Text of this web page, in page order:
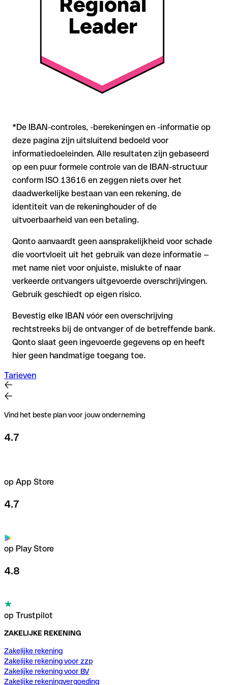
: Controleer elke IBAN vóór een overschrijving op
formele juistheid met onze gratis IBAN Checker, en bevestig
de IBAN bij twijfel rechtstreeks bij de ontvanger. Zeker bij
*De IBAN-controles, -berekeningen en -informatie op
deze pagina zijn uitsluitend bedoeld voor
informatiedoeleinden. Alle resultaten zijn gebaseerd
op een puur formele controle van de IBAN-structuur
conform ISO 13616 en zeggen niets over het
daadwerkelijke bestaan van een rekening, de
identiteit van de rekeninghouder of de
uitvoerbaarheid van een betaling.
Qonto aanvaardt geen aansprakelijkheid voor schade
die voortvloeit uit het gebruik van deze informatie —
met name niet voor onjuiste, mislukte of naar
verkeerde ontvangers uitgevoerde overschrijvingen.
Gebruik geschiedt op eigen risico.
Bevestig elke IBAN vóór een overschrijving
rechtstreeks bij de ontvanger of de betreffende bank.
Qonto slaat geen ingevoerde gegevens op en heeft
hier geen handmatige toegang toe.
Tarieven
Vind het beste plan voor jouw onderneming
4.7
op App Store
4.7
op Play Store
4.8
op Trustpilot
ZAKELIJKE REKENING
Zakelijke rekening
Zakelijke rekening voor zzp
Zakelijke rekening voor BV
Zakelijke rekeningvergoeding